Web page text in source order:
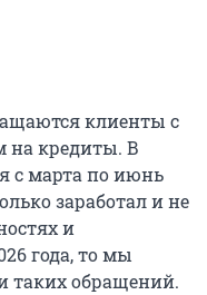
клиенты с
на кредиты. В
с марта по июнь
заработал и не
и
года, то мы
таких обращений.